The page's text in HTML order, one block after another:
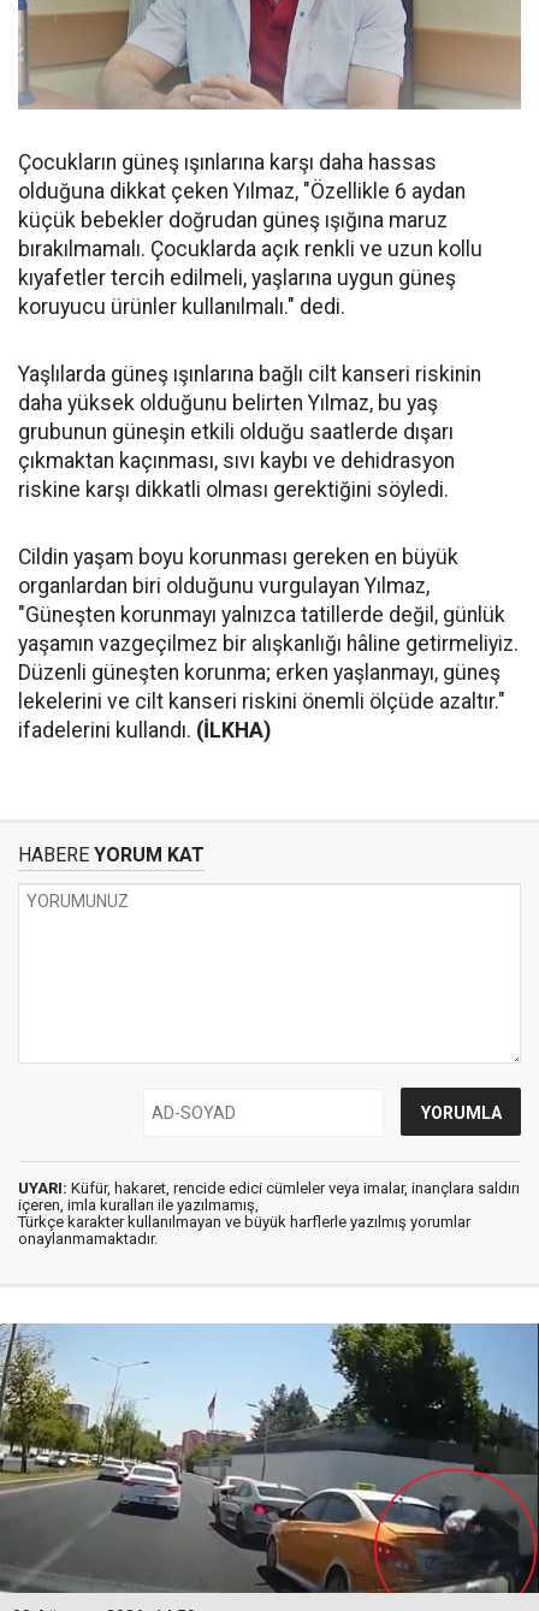
Çocukların güneş ışınlarına karşı daha hassas
olduğuna dikkat çeken Yılmaz, "Özellikle 6 aydan
küçük bebekler doğrudan güneş ışığına maruz
bırakılmamalı. Çocuklarda açık renkli ve uzun kollu
kıyafetler tercih edilmeli, yaşlarına uygun güneş
koruyucu ürünler kullanılmalı." dedi.
Yaşlılarda güneş ışınlarına bağlı cilt kanseri riskinin
daha yüksek olduğunu belirten Yılmaz, bu yaş
grubunun güneşin etkili olduğu saatlerde dışarı
çıkmaktan kaçınması, sıvı kaybı ve dehidrasyon
riskine karşı dikkatli olması gerektiğini söyledi.
Cildin yaşam boyu korunması gereken en büyük
organlardan biri olduğunu vurgulayan Yılmaz,
"Güneşten korunmayı yalnızca tatillerde değil, günlük
yaşamın vazgeçilmez bir alışkanlığı hâline getirmeliyiz.
Düzenli güneşten korunma; erken yaşlanmayı, güneş
lekelerini ve cilt kanseri riskini önemli ölçüde azaltır."
ifadelerini kullandı. (İLKHA)
HABERE YORUM KAT
UYARI: Küfür, hakaret, rencide edici cümleler veya imalar, inançlara saldırı
içeren, imla kuralları ile yazılmamış,
Türkçe karakter kullanılmayan ve büyük harflerle yazılmış yorumlar
onaylanmamaktadır.